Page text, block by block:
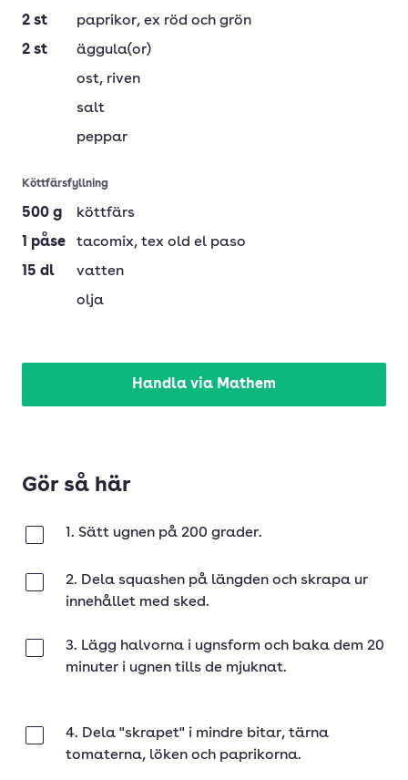
2 st paprikor, ex röd och grön
2 st
äggula(or)
ost, riven
salt
peppar
Köttfärsfyllning
500 g
köttfärs
1 påse tacomix, tex old el paso
15 dl
vatten
olja
Handla via Mathem
Gör så här
1. Sätt ugnen på 200 grader.
2. Dela squashen på längden och skrapa ur
innehållet med sked.
3. Lägg halvorna i ugnsform och baka dem 20
minuter i ugnen tills de mjuknat.
4. Dela "skrapet" i mindre bitar, tärna
tomaterna, löken och paprikorna.